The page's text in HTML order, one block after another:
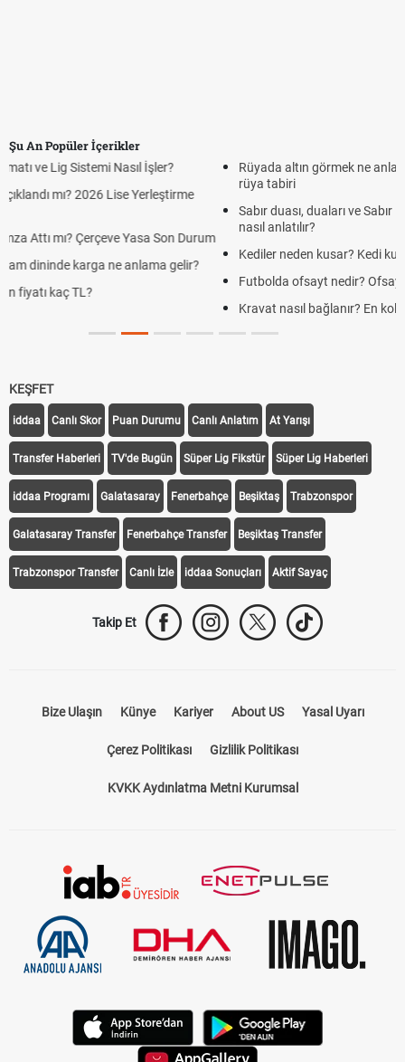
Şu An Popüler İçerikler
Rüyada altın görmek ne anlama geliyor? 8 kısa maddede Altın
Sabır duası, duaları ve Sabır ile ilgili ayetler hadisler! Kuran'da sabır
Kediler neden kusar? Kedi kustuktan sonra ne yapılmalı
Futbolda ofsayt nedir? Ofsayt nasıl anlatılır?
Kravat nasıl bağlanır? En kolay kravat bağlama yöntemi
KEŞFET
iddaa Canlı Skor Puan Durumu Canlı Anlatım At Yarışı
Transfer Haberleri TV'de Bugün Süper Lig Fikstür Süper Lig Haberleri
iddaa Programı Galatasaray Fenerbahçe Beşiktaş Trabzonspor
Galatasaray Transfer Fenerbahçe Transfer Beşiktaş Transfer
Trabzonspor Transfer Canlı İzle iddaa Sonuçları Aktif Sayaç
Takip Et
Bize Ulaşın Künye Kariyer About US Yasal Uyarı
Çerez Politikası Gizlilik Politikası
KVKK Aydınlatma Metni Kurumsal